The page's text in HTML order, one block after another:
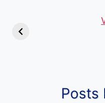
Diferença e
Posts